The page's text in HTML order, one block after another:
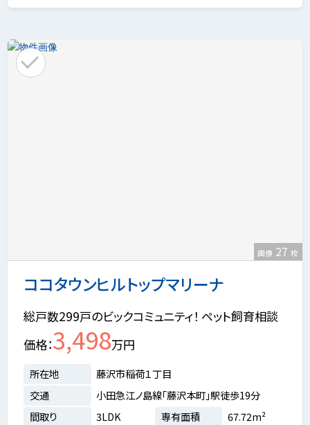
ココタウンヒルトップマリーナ
画像 27 枚
総戸数299戸のビックコミュニティ！ ペット飼育相談
価格 3,498万円
所在地
藤沢市稲荷１丁目
交通
小田急江ノ島線「藤沢本町」駅徒歩19分
間取り
3LDK 専有面積
67.72m²